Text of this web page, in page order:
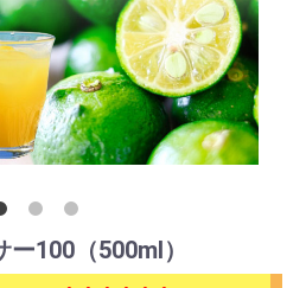
100（500ml）